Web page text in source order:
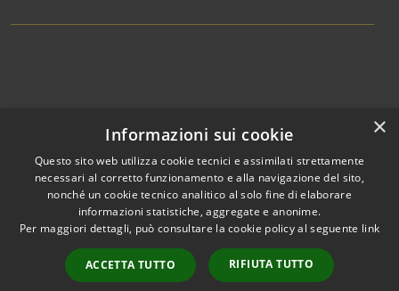
RSS
Accessibilità
Copyright © 2026 • Comune di
Clusone • Powered by
Municipium•
Accesso
redazione
×
Informazioni sui cookie
Questo sito web utilizza cookie tecnici e assimilati strettamente
necessari al corretto funzionamento e alla navigazione del sito,
nonché un cookie tecnico analitico al solo fine di elaborare
informazioni statistiche, aggregate e anonime.
Per maggiori dettagli, può consultare la cookie policy al seguente link
ACCETTA TUTTO RIFIUTA TUTTO